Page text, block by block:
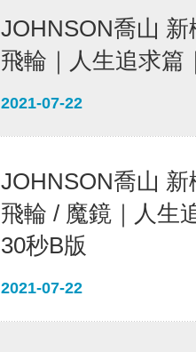
JOHNSON喬山 新
飛輪｜人生追求篇
2021-07-22
JOHNSON喬山 新
飛輪 / 魔鏡｜人生
30秒B版
2021-07-22